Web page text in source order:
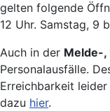
gelten folgende
12 Uhr. Samstag, 9
Auch in der Melde-,
Personalausfälle.
Erreichbarkeit
dazu hier.